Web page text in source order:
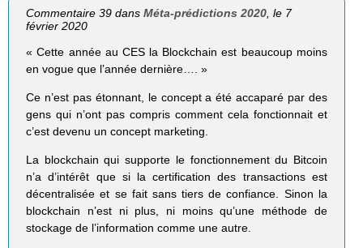
Commentaire 39 dansMéta-prédictions 2020 , le 7
février 2020
« Cette année au CES la Blockchain est beaucoup moins
en vogue que l’année dernière…. »
Ce n’est pas étonnant, le concept a été accaparé par des
gens qui n’ont pas compris comment cela fonctionnait et
c’est devenu un concept marketing.
La blockchain qui supporte le fonctionnement du Bitcoin
n’a d’intérêt que si la certification des transactions est
décentralisée et se fait sans tiers de confiance. Sinon la
blockchain n’est ni plus, ni moins qu’une méthode de
stockage de l’information comme une autre.